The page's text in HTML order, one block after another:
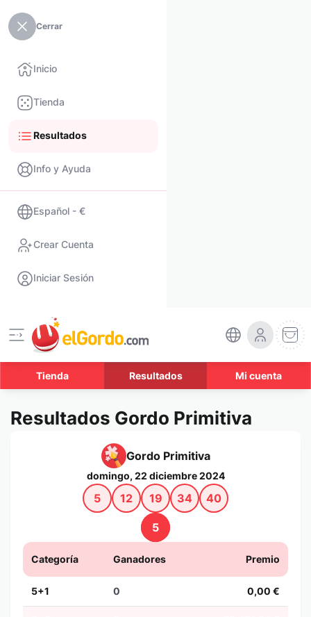
Cerrar
Inicio
Tienda
Resultados
Info y Ayuda
Español - €
Crear Cuenta
Iniciar Sesión
Tienda Resultados Mi cuenta
Resultados Gordo Primitiva
Gordo Primitiva
domingo, 22 diciembre 2024
5 12 19 34 40
5
Categoría Ganadores Premio
5+1 0 0,00 €